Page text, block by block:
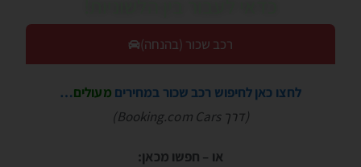
רכב שכור (בהנחה)
לחצו כאן לחיפוש רכב שכור במחירים מעולים…
(דרך Booking.com Cars)
או – חפשו מכאן: